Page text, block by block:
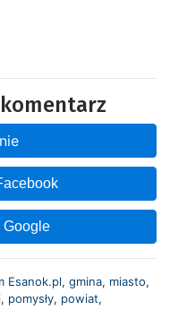
Esanok.pl, gmina, miasto,
, pomysły, powiat,